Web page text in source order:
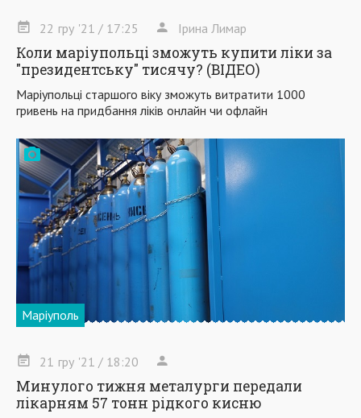
22 гру '21 / 17:25 Ірина Лимар
Коли маріупольці зможуть купити ліки за
"президентську" тисячу? (ВІДЕО)
Маріупольці старшого віку зможуть витратити 1000
гривень на придбання ліків онлайн чи офлайн
Маріуполь
21 гру '21 / 18:20
Минулого тижня металурги передали
лікарням 57 тонн рідкого кисню